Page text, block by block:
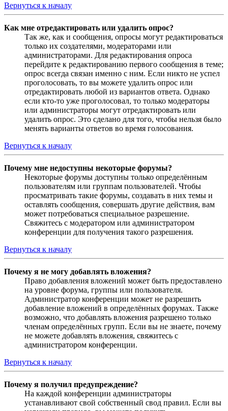
Вернуться к началу
Как мне отредактировать или удалить опрос?
Так же, как и сообщения, опросы могут редактироваться
только их создателями, модераторами или
администраторами. Для редактирования опроса
перейдите к редактированию первого сообщения в теме;
опрос всегда связан именно с ним. Если никто не успел
проголосовать, то вы можете удалить опрос или
отредактировать любой из вариантов ответа. Однако
если кто-то уже проголосовал, то только модераторы
или администраторы могут отредактировать или
удалить опрос. Это сделано для того, чтобы нельзя было
менять варианты ответов во время голосования.
Вернуться к началу
Почему мне недоступны некоторые форумы?
Некоторые форумы доступны только определённым
пользователям или группам пользователей. Чтобы
просматривать такие форумы, создавать в них темы и
оставлять сообщения, совершать другие действия, вам
может потребоваться специальное разрешение.
Свяжитесь с модератором или администратором
конференции для получения такого разрешения.
Вернуться к началу
Почему я не могу добавлять вложения?
Право добавления вложений может быть предоставлено
на уровне форума, группы или пользователя.
Администратор конференции может не разрешить
добавление вложений в определённых форумах. Также
возможно, что добавлять вложения разрешено только
членам определённых групп. Если вы не знаете, почему
не можете добавлять вложения, свяжитесь с
администратором конференции.
Вернуться к началу
Почему я получил предупреждение?
На каждой конференции администраторы
устанавливают свой собственный свод правил. Если вы